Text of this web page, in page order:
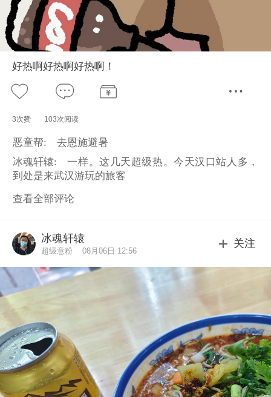
好热啊好热啊好热啊！
3次赞 103次阅读
恶童帮:
去恩施避暑
冰魂轩辕:
一样。这几天超级热。今天汉口站人多，
到处是来武汉游玩的旅客
查看全部评论
冰魂轩辕
超级意粉 08月06日 12:56
关注